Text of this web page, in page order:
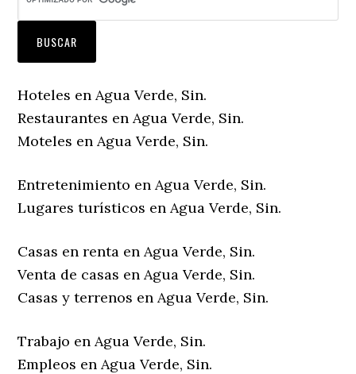
Hoteles en Agua Verde, Sin.
Restaurantes en Agua Verde, Sin.
Moteles en Agua Verde, Sin.
Entretenimiento en Agua Verde, Sin.
Lugares turísticos en Agua Verde, Sin.
Casas en renta en Agua Verde, Sin.
Venta de casas en Agua Verde, Sin.
Casas y terrenos en Agua Verde, Sin.
Trabajo en Agua Verde, Sin.
Empleos en Agua Verde, Sin.